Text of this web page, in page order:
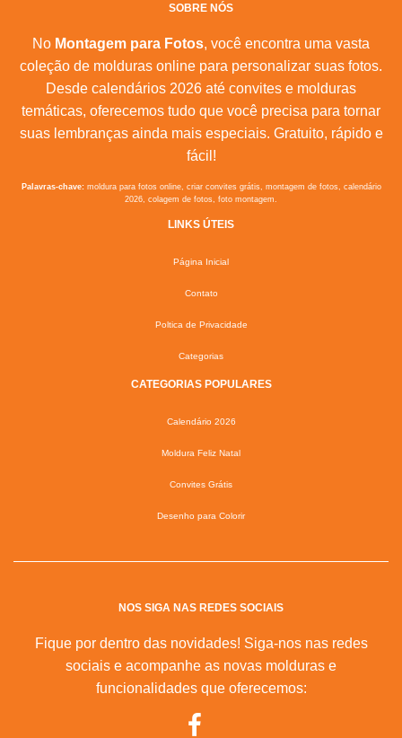
SOBRE NÓS
No Montagem para Fotos, você encontra uma vasta
coleção de molduras online para personalizar suas fotos.
Desde calendários 2026 até convites e molduras
temáticas, oferecemos tudo que você precisa para tornar
suas lembranças ainda mais especiais. Gratuito, rápido e
fácil!
Palavras-chave:moldura para fotos online, criar convites grátis, montagem de fotos, calendário
2026, colagem de fotos, foto montagem.
LINKS ÚTEIS
Página Inicial
Contato
Poltica de Privacidade
Categorias
CATEGORIAS POPULARES
Calendário 2026
Moldura Feliz Natal
Convites Grátis
Desenho para Colorir
NOS SIGA NAS REDES SOCIAIS
Fique por dentro das novidades! Siga-nos nas redes
sociais e acompanhe as novas molduras e
funcionalidades que oferecemos: